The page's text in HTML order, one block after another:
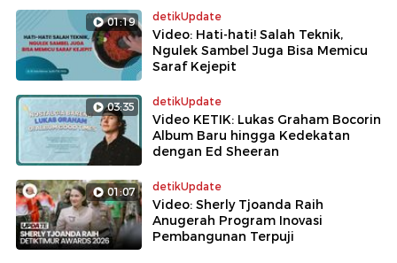
01:19 detikUpdate
Video: Hati-hati! Salah Teknik,
Ngulek Sambel Juga Bisa Memicu
Saraf Kejepit
03:35 detikUpdate
Video KETIK: Lukas Graham Bocorin
Album Baru hingga Kedekatan
dengan Ed Sheeran
01:07 detikUpdate
Video: Sherly Tjoanda Raih
Anugerah Program Inovasi
Pembangunan Terpuji